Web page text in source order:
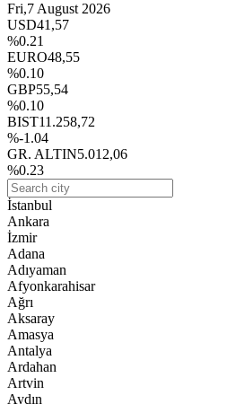
Fri,7 August 2026
USD41,57
%0.21
EURO48,55
%0.10
GBP55,54
%0.10
BIST11.258,72
%-1.04
GR. ALTIN5.012,06
%0.23
İstanbul
Ankara
İzmir
Adana
Adıyaman
Afyonkarahisar
Ağrı
Aksaray
Amasya
Antalya
Ardahan
Artvin
Aydın